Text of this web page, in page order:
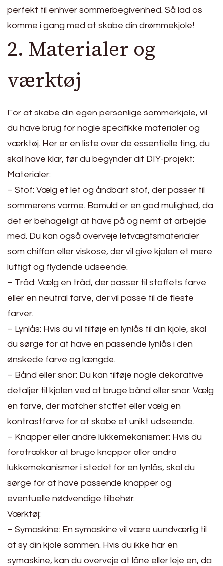
perfekt til enhver sommerbegivenhed. Så lad os
komme i gang med at skabe din drømmekjole!
2. Materialer og
værktøj
For at skabe din egen personlige sommerkjole, vil
du have brug for nogle specifikke materialer og
værktøj. Her er en liste over de essentielle ting, du
skal have klar, før du begynder dit DIY-projekt:
Materialer:
– Stof: Vælg et let og åndbart stof, der passer til
sommerens varme. Bomuld er en god mulighed, da
det er behageligt at have på og nemt at arbejde
med. Du kan også overveje letvægtsmaterialer
som chiffon eller viskose, der vil give kjolen et mere
luftigt og flydende udseende.
– Tråd: Vælg en tråd, der passer til stoffets farve
eller en neutral farve, der vil passe til de fleste
farver.
– Lynlås: Hvis du vil tilføje en lynlås til din kjole, skal
du sørge for at have en passende lynlås i den
ønskede farve og længde.
– Bånd eller snor: Du kan tilføje nogle dekorative
detaljer til kjolen ved at bruge bånd eller snor. Vælg
en farve, der matcher stoffet eller vælg en
kontrastfarve for at skabe et unikt udseende.
– Knapper eller andre lukkemekanismer: Hvis du
foretrækker at bruge knapper eller andre
lukkemekanismer i stedet for en lynlås, skal du
sørge for at have passende knapper og
eventuelle nødvendige tilbehør.
Værktøj:
– Symaskine: En symaskine vil være uundværlig til
at sy din kjole sammen. Hvis du ikke har en
symaskine, kan du overveje at låne eller leje en, da